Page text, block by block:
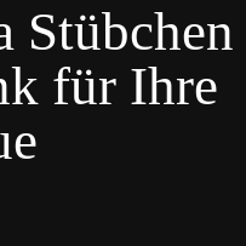
Stübchen
für Ihre